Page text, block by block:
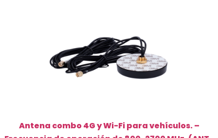
Antena combo 4G y Wi-Fi para vehículos. –